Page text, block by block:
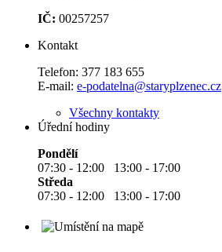
IČ: 00257257
Kontakt
Telefon: 377 183 655
E-mail: e-podatelna@staryplzenec.cz
Všechny kontakty
Úřední hodiny
Pondělí
07:30 - 12:00 13:00 - 17:00
Středa
07:30 - 12:00 13:00 - 17:00